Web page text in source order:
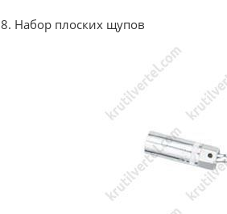
8. Набор плоских щупов